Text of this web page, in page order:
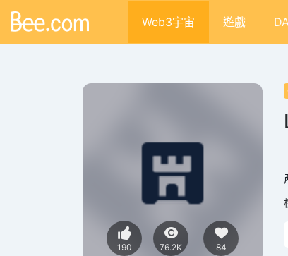
Web3宇宙 遊戲
190 76.2K 84